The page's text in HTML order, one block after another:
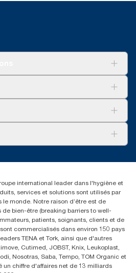
international leader dans l'hygiène et
services et solutions sont utilisés par
monde. Notre raison d’être est de
bien-être (breaking barriers to well-
patients, soignants, clients et de
commercialisés dans environ 150 pays
TENA et Tork, ainsi que d'autres
Cutimed, JOBST, Knix, Leukoplast,
Nosotras, Saba, Tempo, TOM Organic et
un chiffre d'affaires net de 13 milliards